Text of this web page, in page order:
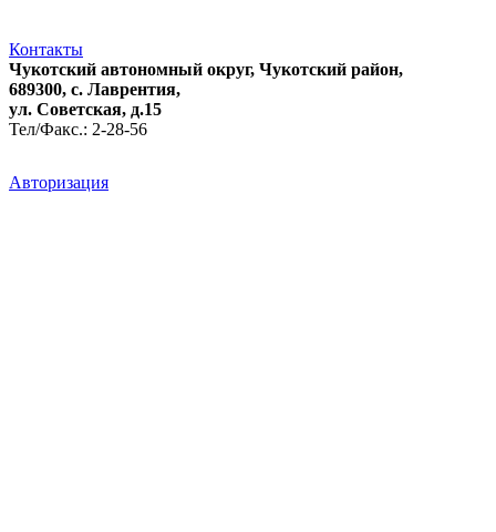
Контакты
Чукотский автономный округ, Чукотский район,
689300, с. Лаврентия,
ул. Советская, д.15
Тел/Факс.: 2-28-56
Авторизация